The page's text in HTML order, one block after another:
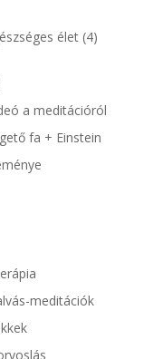
élet(4)
a meditációról
fa + Einstein
meditációk